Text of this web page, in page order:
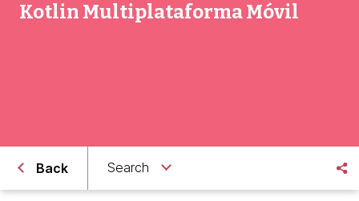
Kotlin Multiplataforma Móvil
Back Search